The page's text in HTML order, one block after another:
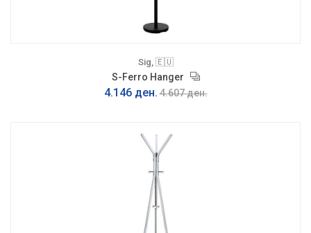
Sig, 🇪🇺
S-Ferro Hanger
4.146 ден. 4.607 ден.